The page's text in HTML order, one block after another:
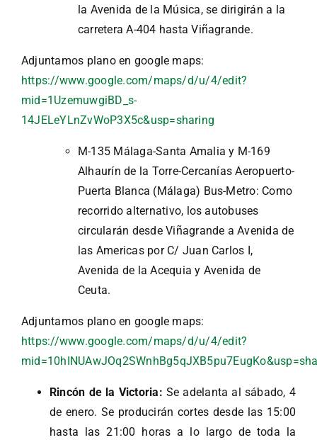
la Avenida de la Música, se dirigirán a la
carretera A-404 hasta Viñagrande.
Adjuntamos plano en google maps:
https://www.google.com/maps/d/u/4/edit?
mid=1UzemuwgiBD_s-
14JELeYLnZvWoP3X5c&usp=sharing
M-135 Málaga-Santa Amalia y M-169
Alhaurín de la Torre-Cercanías Aeropuerto-
Puerta Blanca (Málaga) Bus-Metro: Como
recorrido alternativo, los autobuses
circularán desde Viñagrande a Avenida de
las Americas por C/ Juan Carlos I,
Avenida de la Acequia y Avenida de
Ceuta.
Adjuntamos plano en google maps:
https://www.google.com/maps/d/u/4/edit?
Rincón de la Victoria: Se adelanta al sábado, 4
de enero. Se producirán cortes desde las 15:00
hasta las 21:00 horas a lo largo de toda la